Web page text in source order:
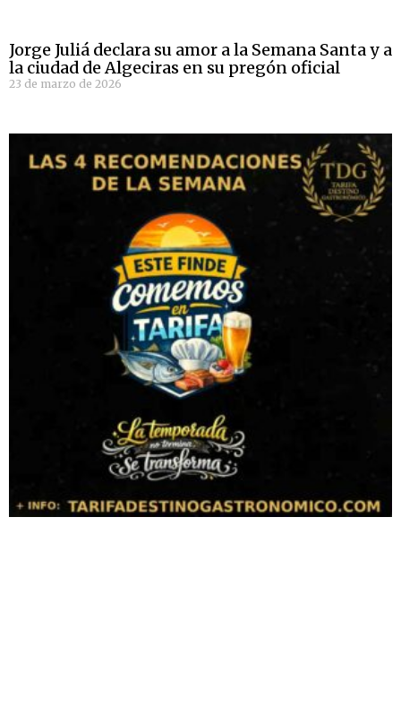
Jorge Juliá declara su amor a la Semana Santa y a
la ciudad de Algeciras en su pregón oficial
23 de marzo de 2026